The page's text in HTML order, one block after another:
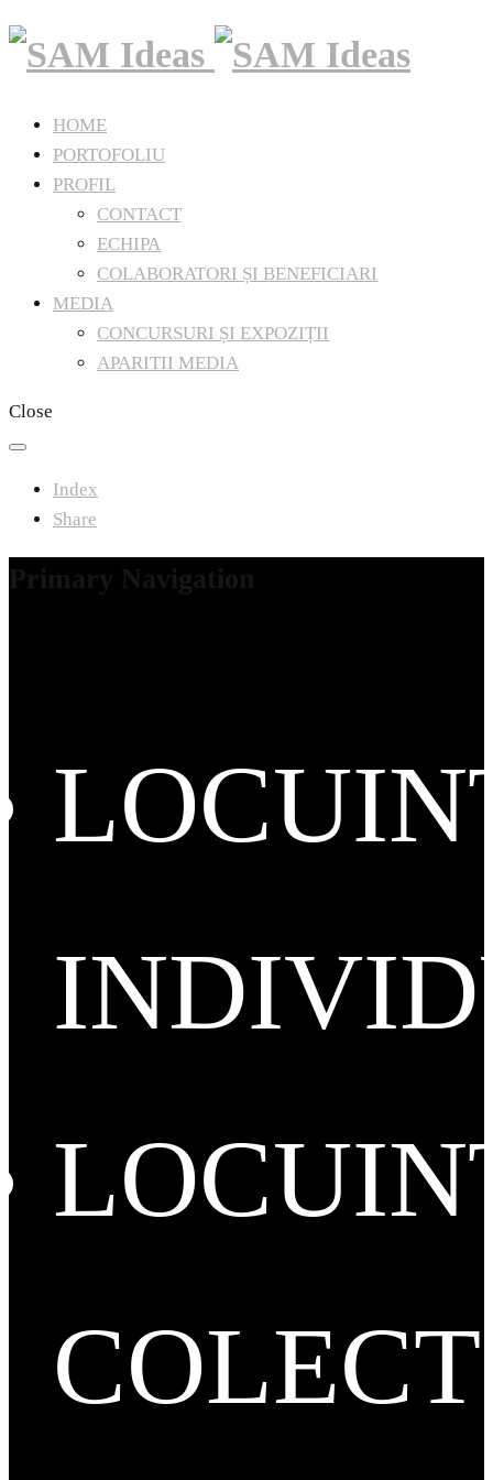
HOME
PORTOFOLIU
PROFIL
CONTACT
ECHIPA
COLABORATORI ȘI BENEFICIARI
MEDIA
CONCURSURI ȘI EXPOZIȚII
APARITII MEDIA
Close
Index
Share